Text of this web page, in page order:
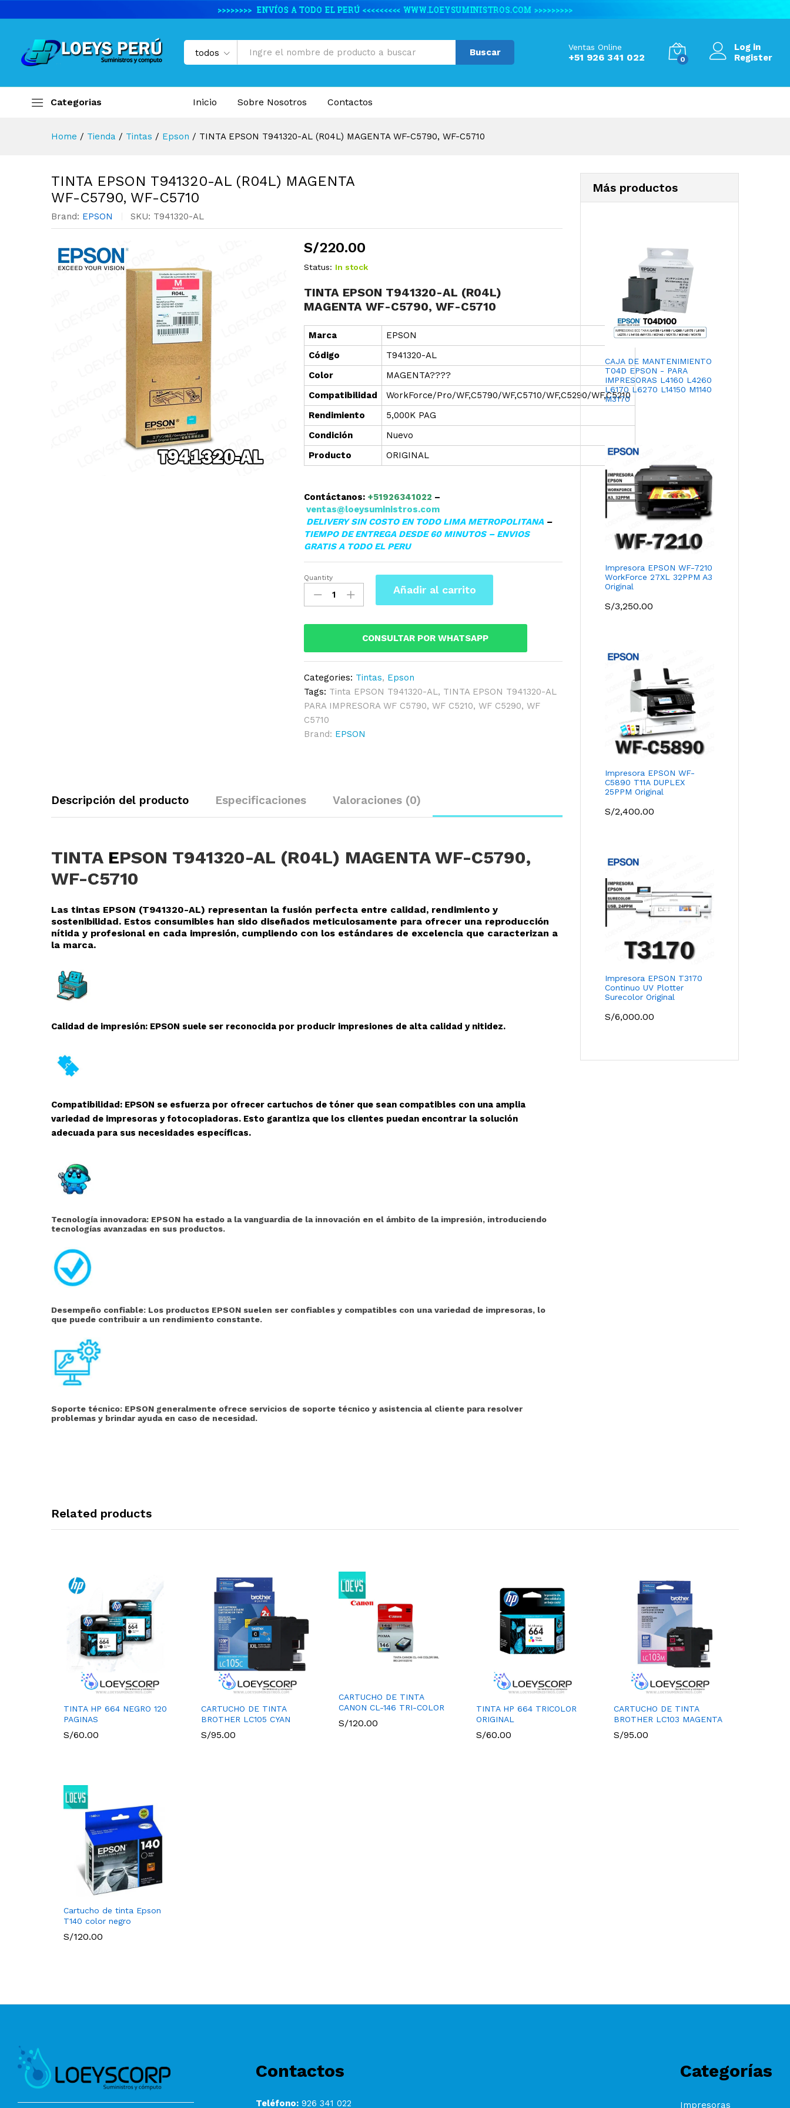
todos Buscar
Ventas Online
+51 926 341 022 0
Log in
Register
Categorias Inicio Sobre Nosotros Contactos
Home / Tienda / Tintas / Epson / TINTA EPSON T941320-AL (R04L) MAGENTA WF-C5790, WF-C5710
TINTA EPSON T941320-AL (R04L) MAGENTA
WF-C5790, WF-C5710
Brand: EPSON SKU: T941320-AL
S/220.00
Status: In stock
TINTA EPSON T941320-AL (R04L)
MAGENTA WF-C5790, WF-C5710
Marca
EPSON
Código
T941320-AL
Color
MAGENTA????
Compatibilidad
WorkForce/Pro/WF,C5790/WF,C5710/WF,C5290/WF,C5210
Rendimiento
5,000K PAG
Condición
Nuevo
Producto
ORIGINAL
Contáctanos: +51926341022 –
ventas@loeysuministros.com
DELIVERY SIN COSTO EN TODO LIMA METROPOLITANA –
TIEMPO DE ENTREGA DESDE 60 MINUTOS – ENVIOS
GRATIS A TODO EL PERU
TINTA
EPSON
T941320-
AL
MAGENTA
C5790,
WF-
C5710
quantity
Quantity
Añadir al carrito
CONSULTAR POR WHATSAPP
Categories: Tintas, Epson
Tags: Tinta EPSON T941320-AL, TINTA EPSON T941320-AL
PARA IMPRESORA WF C5790,WF C5210,WF C5290,WF
C5710
Brand: EPSON
Descripción del producto Especificaciones Valoraciones (0)
TINTA EPSON T941320-AL (R04L) MAGENTA WF-C5790,
WF-C5710
Las tintas EPSON (T941320-AL) representan la fusión perfecta entre calidad, rendimiento y
sostenibilidad. Estos consumibles han sido diseñados meticulosamente para ofrecer una reproducción
nítida y profesional en cada impresión, cumpliendo con los estándares de excelencia que caracterizan a
la marca.
Calidad de impresión: EPSON suele ser reconocida por producir impresiones de alta calidad y nitidez.
Compatibilidad: EPSON se esfuerza por ofrecer cartuchos de tóner que sean compatibles con una amplia
variedad de impresoras y fotocopiadoras. Esto garantiza que los clientes puedan encontrar la solución
adecuada para sus necesidades específicas.
Tecnología innovadora: EPSON ha estado a la vanguardia de la innovación en el ámbito de la impresión, introduciendo
tecnologías avanzadas en sus productos.
Desempeño confiable: Los productos EPSON suelen ser confiables y compatibles con una variedad de impresoras, lo
que puede contribuir a un rendimiento constante.
Soporte técnico: EPSON generalmente ofrece servicios de soporte técnico y asistencia al cliente para resolver
problemas y brindar ayuda en caso de necesidad.
Más productos
CAJA DE MANTENIMIENTO
T04D EPSON - PARA
IMPRESORAS L4160 L4260
L6170 L6270 L14150 M1140
M3170
Impresora EPSON WF-7210
WorkForce 27XL 32PPM A3
Original
S/3,250.00
Impresora EPSON WF-
C5890 T11A DUPLEX
25PPM Original
S/2,400.00
Impresora EPSON T3170
Continuo UV Plotter
Surecolor Original
S/6,000.00
Related products
TINTA HP 664 NEGRO 120
PAGINAS
S/60.00
CARTUCHO DE TINTA
BROTHER LC105 CYAN
S/95.00
CARTUCHO DE TINTA
CANON CL-146 TRI-COLOR
S/120.00
TINTA HP 664 TRICOLOR
ORIGINAL
S/60.00
CARTUCHO DE TINTA
BROTHER LC103 MAGENTA
S/95.00
Cartucho de tinta Epson
T140 color negro
S/120.00
Contactos
Teléfono: 926 341 022
Categorías
Impresoras
Descripción del producto Especificaciones Valoraciones (0)